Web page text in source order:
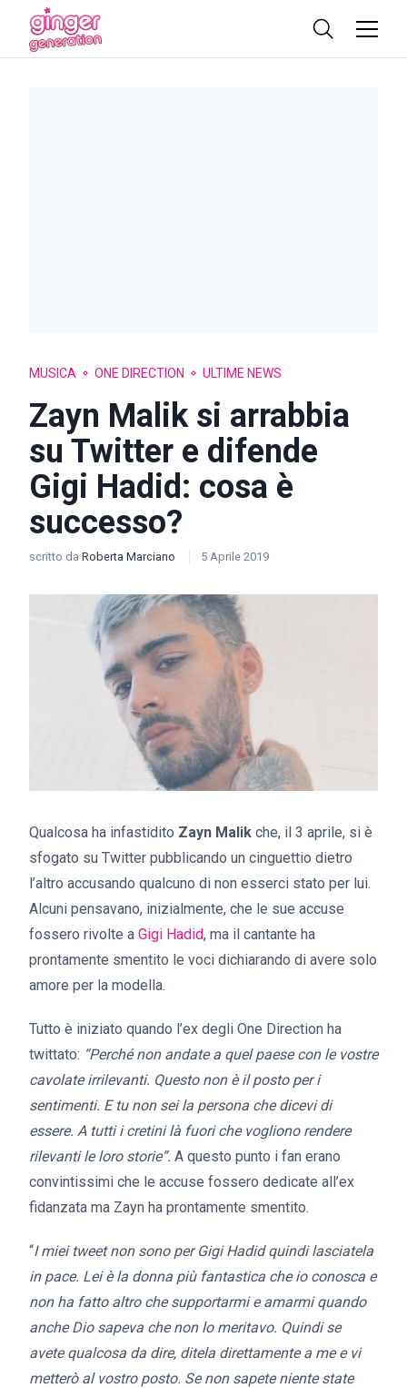
MUSICA ONE DIRECTION ULTIME NEWS
Zayn Malik si arrabbia
su Twitter e difende
Gigi Hadid: cosa è
successo?
scritto da Roberta Marciano 5 Aprile 2019
Qualcosa ha infastidito Zayn Malik che, il 3 aprile, si è
sfogato su Twitter pubblicando un cinguettio dietro
l’altro accusando qualcuno di non esserci stato per lui.
Alcuni pensavano, inizialmente, che le sue accuse
fossero rivolte a Gigi Hadid, ma il cantante ha
prontamente smentito le voci dichiarando di avere solo
amore per la modella.
Tutto è iniziato quando l’ex degli One Direction ha
twittato: “Perché non andate a quel paese con le vostre
cavolate irrilevanti. Questo non è il posto per i
sentimenti. E tu non sei la persona che dicevi di
essere. A tutti i cretini là fuori che vogliono rendere
rilevanti le loro storie”. A questo punto i fan erano
convintissimi che le accuse fossero dedicate all’ex
fidanzata ma Zayn ha prontamente smentito.
“I miei tweet non sono per Gigi Hadid quindi lasciatela
in pace. Lei è la donna più fantastica che io conosca e
non ha fatto altro che supportarmi e amarmi quando
anche Dio sapeva che non lo meritavo. Quindi se
avete qualcosa da dire, ditela direttamente a me e vi
metterò al vostro posto. Se non sapete niente state